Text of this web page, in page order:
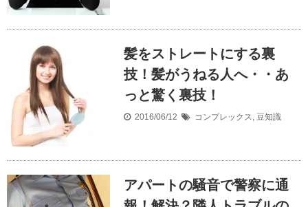
髪をストレートにする裏
技！髪がうねる人へ・・あ
っと驚く裏技！
2016/06/12 コンプレックス 豆知識
アパートの騒音で警察に通